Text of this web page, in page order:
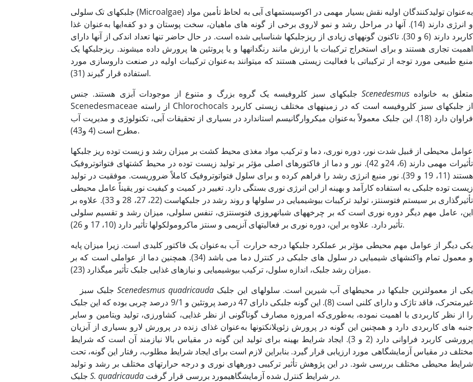
جلبک­های تک سلولی (Microalgae) به‌عنوان تولیدکنندگان اولیه نقش بسیار مهمی در اکوسیستم­های آبی به لحاظ تأمین مواد
و انرژی دارند (14). آنها در مراحل رشد و نمو لاروی برخی از گونه های ماهیان، سخت پوستان و دو کفه‌ای­ها به‌عنوان غذا
کاربرد دارند (6 و 30). تاکنون گونه­های زیادی از ریزجلبک­ها شناسایی شده است. در حال حاضر تنها تعداد اندکی از آنها دارای
اهمیت تجاری هستند و برای استخراج ترکیبات با ارزش مانند رنگدانه­ها و یا پروتئین ها پرورش داده می­شوند. ریزجلبک­ها یک
منبع طبیعی مورد توجه از ترکیباتی با فعالیت زیستی هستند که می­توانند به‌عنوان ترکیبات اولیه در صنعت داروسازی مورد
استفاده قرار گیرند (31).
Scenedesmusمتعلق به خانواده
Scenedesmaceae از راسته Chlorochocals از جلبک­های سبز کلروفیسه است که در زمینه­های مختلف زیستی کاربرد
فراوان دارد (18). این جلبک معمولاً به‌عنوان میکروارگانیسم­ استاندارد در بسیاری از تحقیقات آبی، تکنولوژی و مدیریت آب
مطرح است (4 و43).
عوامل محیطی از قبیل شدت نور، دوره نوری، دما و ترکیب مواد مغذی محیط کشت بر میزان رشد و زیست توده ریز جلبک­ها
تأثیرات مهمی دارند (6، 24و 42). نور و دما از فاکتور­های اصلی مؤثر بر تولید زیست توده در محیط کشت­های فتواتوتروفیک
هستند (11، 19 و 39). نور منبع انرژی رشد را فراهم کرده و برای سلول فتواتوتروفیک کاملاً ضروریست. موفقیت در تولید
زیست توده جلبکی به استفاده کارآمد و بهینه از این انرژی نوری بستگی دارد. تغییر در کمیت و کیفیت نور یقیناً عامل محیطی
تأثیرگذاری بر سیستم فتوسنتز، تولید ترکیبات بیوشیمیایی در سلول­ها و روند رشد در جلبک­هاست (22، 27، 28 و 33). علاوه بر
این، عامل مهم دیگر دوره نوری است که بر چرخه­های شبانه­روزی فتوسنتزی، تنفس سلولی، میزان رشد و تقسیم سلولی
تأثیر دارد. علاوه بر این، دوره نوری بر فعالیت­های آنزیمی و سنتز ماکرومولکول­ها تأثیر دارد (10، 17 و 26).
یکی دیگر از عوامل مهم محیطی مؤثر بر عملکرد جلبکها درجه حرارت آب به‌عنوان یک فاکتور کلیدی است. زیرا میزان پایه
و معمول تمام واکنش­های شیمیایی در سلول های جلبکی در کنترل دما می باشد (34). همچنین دما از عواملی است که بر
میزان رشد جلبک، اندازه سلول، ترکیب بیوشیمیایی و نیازهای غذایی جلبک تأثیر می­گذارد (23).
جلبک سبزScenedesmus quadricauda
غیرمتحرک، فاقد تاژک و دارای کلنی است (8). این گونه جلبکی دارای 47 درصد پروتئین و 9/1 درصد چربی بوده که این جلبک
را از نظر کاربردی با اهمیت نموده، به‌طوری‌که امروزه مصارف گوناگونی از نظر غذایی، کشاورزی، تولید ویتامین و سایر
جنبه های کاربردی دارد و همچنین این گونه در پرورش زئوپلانکتون­ها به‌عنوان غذای زنده در پرورش لارو بسیاری از آبزیان
پرورشی کاربرد فراوانی دارد (2 و 3). ایجاد شرایط بهینه برای تولید این گونه در مقیاس بالا نیازمند آن است که شرایط
مختلف در مقیاس آزمایشگاهی مورد ارزیابی قرار گیرد. بنابراین لازم است برای ایجاد شرایط مطلوب، رفتار این گونه، تحت
شرایط محیطی مختلف بررسی شود. در این پژوهش تأثیر ترکیبی دوره­های نوری و درجه حرارت­های مختلف بر رشد و تولید
S. quadricauda درشرایط کنترل شده آزمایشگاهیمورد بررسی قرار گرفت.